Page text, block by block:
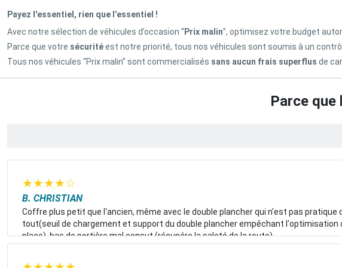
Payez l'essentiel, rien que l’essentiel !
Avec notre sélection de véhicules d’occasion “Prix malin”, optimisez votre budget
Parce que votre sécuritéest notre priorité, tous nos véhicules sont soumis à un
Tous nos véhicules “Prix malin” sont commercialisés sans aucun frais superflus de
Parce que
★★★★☆
B. CHRISTIAN
Coffre plus petit que l'ancien, même avec le double plancher qui n'est pas pratique
tout(seuil de chargement et support du double plancher empêchant l'optimisation
place). bas de portière mal consut (récupére la saleté de la route).